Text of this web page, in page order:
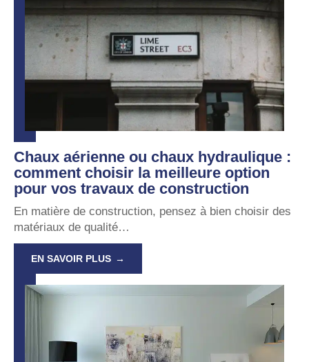
Chaux aérienne ou chaux hydraulique :
comment choisir la meilleure option
pour vos travaux de construction
En matière de construction, pensez à bien choisir des
matériaux de qualité…
EN SAVOIR PLUS